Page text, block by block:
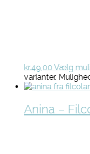
kr.49,00 Vælg
varianter.
Anina –